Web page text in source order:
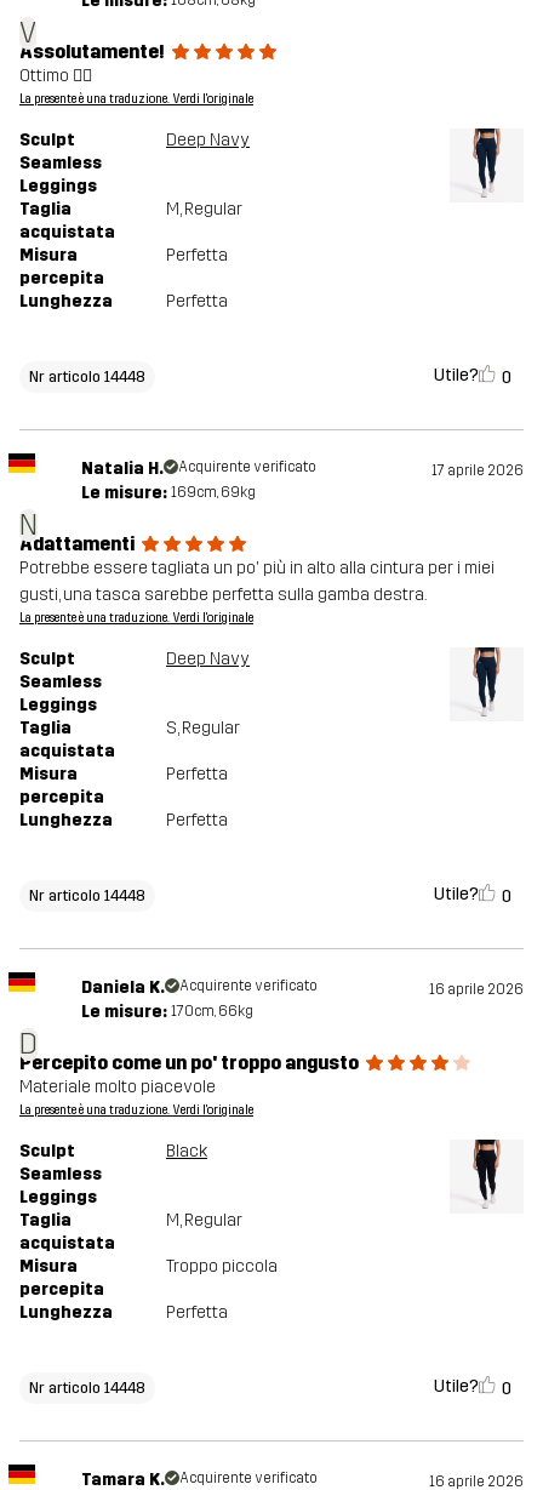
V
Assolutamente!
Ottimo 👍🏻
La presente è una traduzione. Verdi l'originale
Sculpt
Seamless
Leggings
Deep Navy
Taglia
acquistata
M, Regular
Misura
percepita
Perfetta
Lunghezza Perfetta
Nr articolo 14448 Utile? 0
N
Natalia H. Acquirente verificato 17 aprile 2026
Le misure: 169cm, 69kg
Adattamenti
Potrebbe essere tagliata un po' più in alto alla cintura per i miei
gusti, una tasca sarebbe perfetta sulla gamba destra.
La presente è una traduzione. Verdi l'originale
Sculpt
Seamless
Leggings
Deep Navy
Taglia
acquistata
S, Regular
Misura
percepita
Perfetta
Lunghezza Perfetta
Nr articolo 14448 Utile? 0
D
Daniela K. Acquirente verificato 16 aprile 2026
Le misure: 170cm, 66kg
Percepito come un po' troppo angusto
Materiale molto piacevole
La presente è una traduzione. Verdi l'originale
Sculpt
Seamless
Leggings
Black
Taglia
acquistata
M, Regular
Misura
percepita
Troppo piccola
Lunghezza Perfetta
Nr articolo 14448 Utile? 0
Tamara K. Acquirente verificato 16 aprile 2026